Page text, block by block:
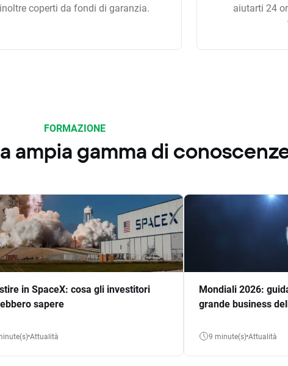
inoltre coperti da fondi di garanzia.
aiutarti 24
FORMAZIONE
ampia gamma di
in SpaceX: cosa gli investitori
sapere
Attualità
Mondiali 2026:
grande business
9 minute(s) Attualità